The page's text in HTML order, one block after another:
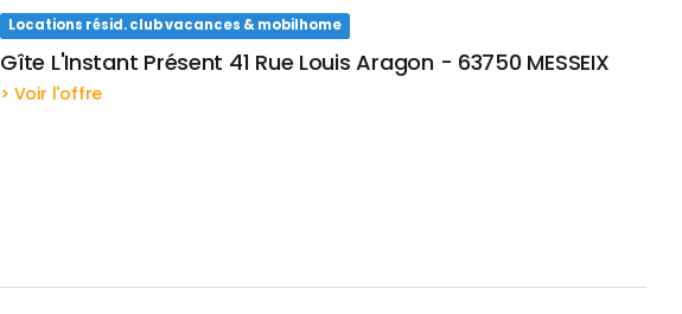
Locations résid. club vacances & mobilhome
Gîte L'Instant Présent 41 Rue Louis Aragon - 63750 MESSEIX
> Voir l'offre